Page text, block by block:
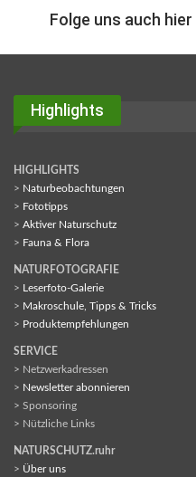
Folge uns auch hier
Highlights
HIGHLIGHTS
> Naturbeobachtungen
> Fototipps
> Aktiver Naturschutz
> Fauna & Flora
NATURFOTOGRAFIE
> Leserfoto-Galerie
> Makroschule, Tipps & Tricks
> Produktempfehlungen
SERVICE
> Netzwerkadressen
> Newsletter abonnieren
> Sponsoring
> Nützliche Links
NATURSCHUTZ.ruhr
> Über uns